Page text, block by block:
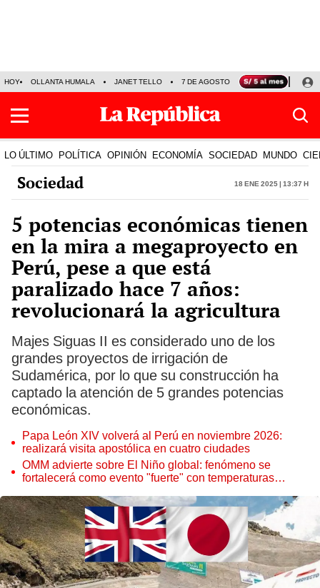
HOY OLLANTA HUMALA JANET TELLO 7 DE AGOSTO TINKA RESULTADOS
LO ÚLTIMO POLÍTICA OPINIÓN ECONOMÍA SOCIEDAD MUNDO
Sociedad 18 Ene 2025 | 13:37 h
5 potencias económicas tienen
en la mira a megaproyecto en
Perú, pese a que está
paralizado hace 7 años:
revolucionará la agricultura
Majes Siguas II es considerado uno de los
grandes proyectos de irrigación de
Sudamérica, por lo que su construcción ha
captado la atención de 5 grandes potencias
económicas.
Papa León XIV volverá al Perú en noviembre 2026:
realizará visita apostólica en cuatro ciudades
OMM advierte sobre El Niño global: fenómeno se
fortalecerá como evento "fuerte" con temperaturas